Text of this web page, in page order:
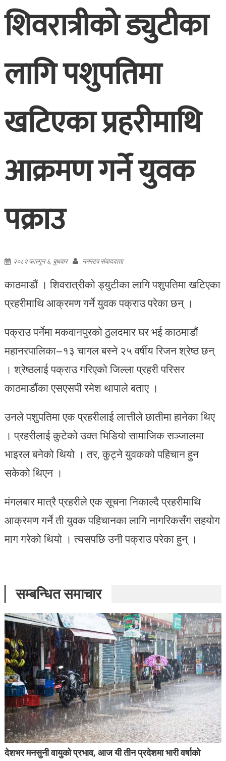
शिवरात्रीको ड्युटीका
लागि पशुपतिमा
खटिएका प्रहरीमाथि
आक्रमण गर्ने युवक
पक्राउ
२०८२ फाल्गुन ६, बुधवार ननस्टप संवाददाता
काठमाडौं । शिवरात्रीको ड्युटीका लागि पशुपतिमा खटिएका
प्रहरीमाथि आक्रमण गर्ने युवक पक्राउ परेका छन् ।
पक्राउ पर्नेमा मकवानपुरको ठुलदमार घर भई काठमाडौं
महानरपालिका–१३ चागल बस्ने २५ वर्षीय रिजन श्रेष्ठ छन्
। श्रेष्ठलाई पक्राउ गरिएको जिल्ला प्रहरी परिसर
काठमाडौंका एसएसपी रमेश थापाले बताए ।
उनले पशुपतिमा एक प्रहरीलाई लात्तीले छातीमा हानेका थिए
। प्रहरीलाई कुटेको उक्त भिडियो सामाजिक सञ्जालमा
भाइरल बनेको थियो । तर, कुट्ने युवकको पहिचान हुन
सकेको थिएन ।
मंगलबार मात्रै प्रहरीले एक सूचना निकाल्दै प्रहरीमाथि
आक्रमण गर्ने ती युवक पहिचानका लागि नागरिकसँग सहयोग
माग गरेको थियो । त्यसपछि उनी पक्राउ परेका हुन् ।
सम्बन्धित समाचार
देशभर मनसुनी वायुको प्रभाव, आज यी तीन प्रदेशमा भारी वर्षाको